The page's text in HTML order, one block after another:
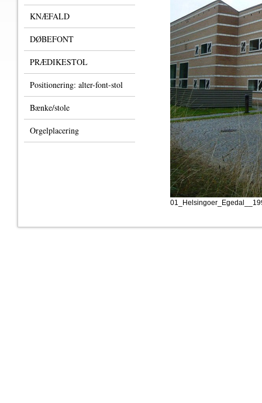
KNÆFALD
DØBEFONT
PRÆDIKESTOL
Positionering: alter-font-stol
Bænke/stole
Orgelplacering